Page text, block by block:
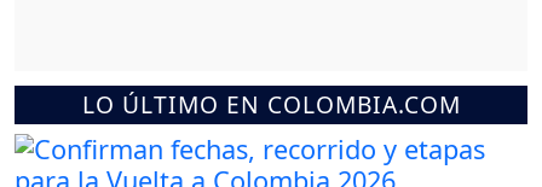
LO ÚLTIMO EN COLOMBIA.COM